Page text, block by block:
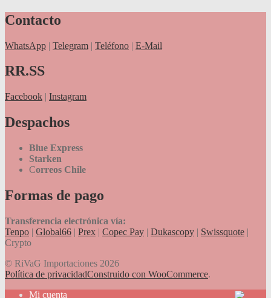
Contacto
WhatsApp | Telegram | Teléfono | E-Mail
RR.SS
Facebook | Instagram
Despachos
Blue Express
Starken
Correos Chile
Formas de pago
Transferencia electrónica vía:
Tenpo | Global66 | Prex | Copec Pay | Dukascopy | Swissquote |
Crypto
© RiVaG Importaciones 2026
Política de privacidadConstruido con WooCommerce.
Mi cuenta